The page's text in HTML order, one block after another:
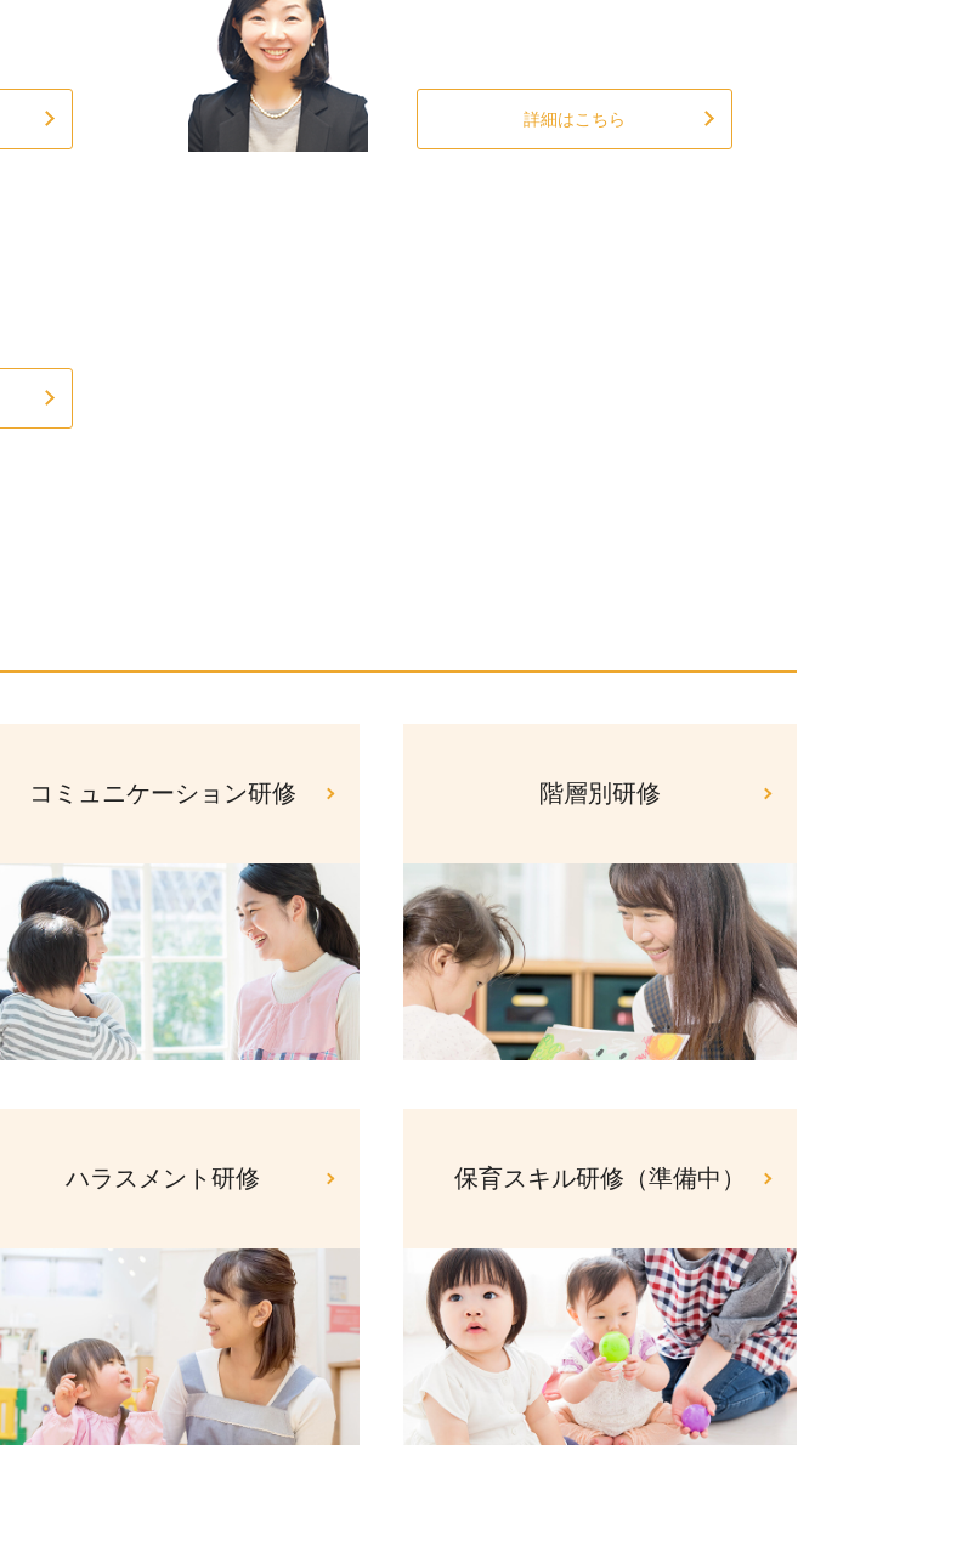
詳細はこちら
コミュニケーション研修 階層別研修
ハラスメント研修 保育スキル研修（準備中）